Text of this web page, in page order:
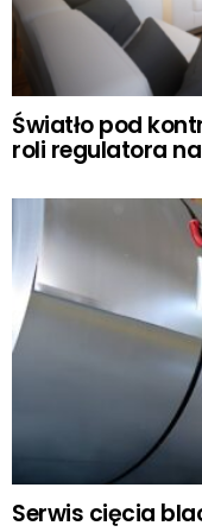
Światło pod
roli regulatora
Serwis cięcia